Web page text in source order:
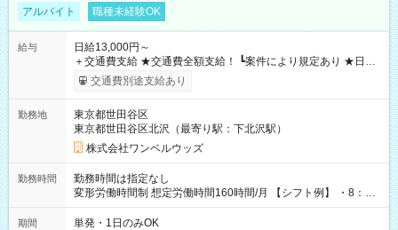
アルバイト 職種未経験OK
給与
日給13,000円～
＋交通費支給 ★交通費全額支給！ ┗案件により規定あり ★日払
いOK！（規定あり） ┗働いたその日に現金GET♪ お仕事後はコ
ンビニATMから 日払い分を引き落とせます！ 【試用期間】試
交通費別途支給あり
勤務地
東京都世田谷区
東京都世田谷区北沢（最寄り駅：下北沢駅）
株式会社ワンベルウッズ
勤務時間
勤務時間は指定なし
変形労働時間制 想定労働時間160時間/月 【シフト例】 ・8：00
～21：00
期間 単発・1日のみOK